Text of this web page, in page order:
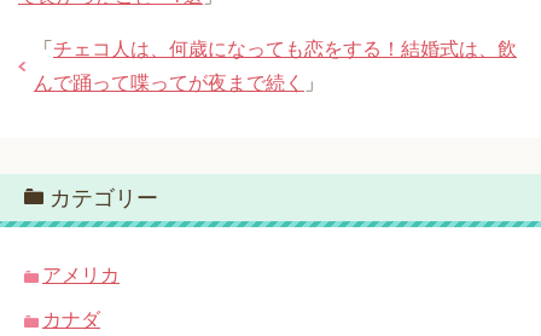
「 チェコ人は、何歳になっても恋をする！結婚式は、飲
んで踊って喋ってが夜まで続く
」
カテゴリー
アメリカ
カナダ